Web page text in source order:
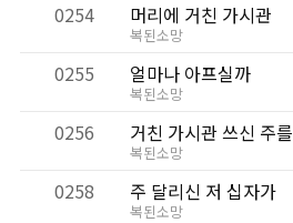
0254 머리에 거친 가시관
복된소망
0255 얼마나 아프실까
복된소망
0256 거친 가시관 쓰신 주를
복된소망
0258 주 달리신 저 십자가
복된소망